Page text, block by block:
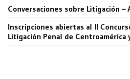
Conversaciones sobre Litigación –
Inscripciones abiertas al II
Litigación Penal de Centroamérica